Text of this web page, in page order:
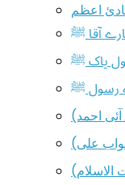
اعظم
آقا ﷺ
پاک ﷺ
رسول ﷺ
احمد)
علی)